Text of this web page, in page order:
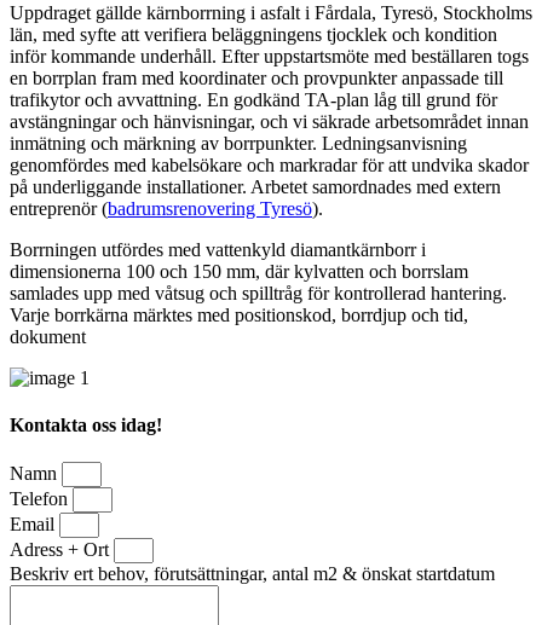
Uppdraget gällde kärnborrning i asfalt i Fårdala, Tyresö, Stockholms
län, med syfte att verifiera beläggningens tjocklek och kondition
inför kommande underhåll. Efter uppstartsmöte med beställaren togs
en borrplan fram med koordinater och provpunkter anpassade till
trafikytor och avvattning. En godkänd TA‑plan låg till grund för
avstängningar och hänvisningar, och vi säkrade arbetsområdet innan
inmätning och märkning av borrpunkter. Ledningsanvisning
genomfördes med kabelsökare och markradar för att undvika skador
på underliggande installationer. Arbetet samordnades med extern
entreprenör (badrumsrenovering Tyresö).
Borrningen utfördes med vattenkyld diamantkärnborr i
dimensionerna 100 och 150 mm, där kylvatten och borrslam
samlades upp med våtsug och spilltråg för kontrollerad hantering.
Varje borrkärna märktes med positionskod, borrdjup och tid,
dokument
Kontakta oss idag!
Namn
Telefon
Email
Adress + Ort
Beskriv ert behov, förutsättningar, antal m2 & önskat startdatum